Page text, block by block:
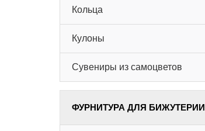
Кольца
Кулоны
Сувениры из самоцветов
ФУРНИТУРА ДЛЯ БИЖУТЕРИИ